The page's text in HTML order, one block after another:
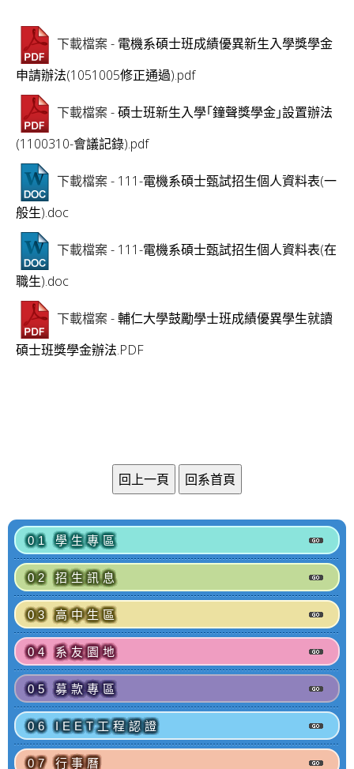
下載檔案 - 電機系碩士班成績優異新生入學獎學金
申請辦法(1051005修正通過).pdf
下載檔案 - 碩士班新生入學｢鐘聲獎學金｣設置辦法
(1100310-會議記錄).pdf
下載檔案 - 111-電機系碩士甄試招生個人資料表(一
般生).doc
下載檔案 - 111-電機系碩士甄試招生個人資料表(在
職生).doc
下載檔案 - 輔仁大學鼓勵學士班成績優異學生就讀
碩士班獎學金辦法.PDF
01 學生專區
02 招生訊息
03 高中生區
04 系友園地
05 募款專區
06 IEET工程認證
07 行事曆